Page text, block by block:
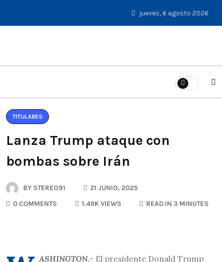
jueves, 6 agosto 2026
TITULARES
Lanza Trump ataque con
bombas sobre Irán
BY STEREO91
21 JUNIO, 2025
0 COMMENTS
1.49K VIEWS READ IN 3 MINUTES
ASHINGTON.- El presidente Donald Trump